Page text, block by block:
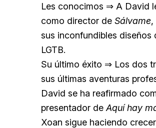
Les conocimos ⇒ A David
como director de Sálvame,
sus inconfundibles diseños
LGTB.
Su último éxito ⇒ Los dos
sus últimas aventuras
David se ha reafirmado
presentador de Aquí hay
Xoan sigue haciendo